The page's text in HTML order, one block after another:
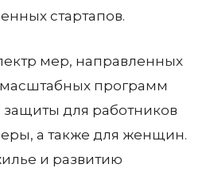
стартапов.
мер, направленных
масштабных программ
для работников
а также для женщин.
и развитию